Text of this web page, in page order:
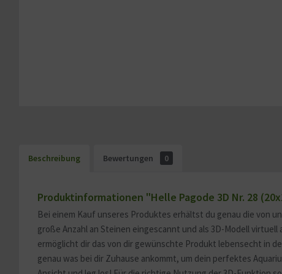
Beschreibung Bewertungen 0
Produktinformationen "Helle Pagode 3D Nr. 28
Bei einem Kauf unseres Produktes erhältst du genau die von
große Anzahl an Steinen eingescannt und als 3D-Modell
ermöglicht dir das von dir gewünschte Produkt lebensecht in
genau was bei dir Zuhause ankommt, um dein perfektes